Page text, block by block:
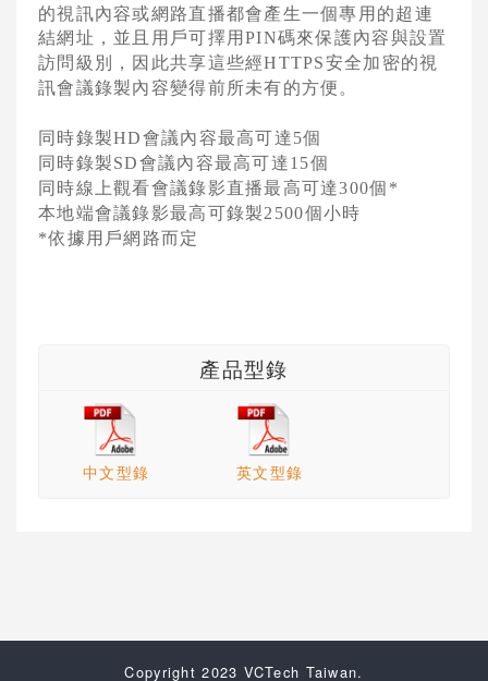
的視訊內容或網路直播都會產生一個專用的超連
結網址，並且用戶可擇用PIN碼來保護內容與設置
訪問級別，因此共享這些經HTTPS安全加密的視
訊會議錄製內容變得前所未有的方便。
同時錄製HD會議內容最高可達5個
同時錄製SD會議內容最高可達15個
同時線上觀看會議錄影直播最高可達300個 *
本地端會議錄影最高可錄製2500個小時
*依據用戶網路而定
產品型錄
中文型錄 英文型錄
Copyright 2023 VCTech Taiwan.